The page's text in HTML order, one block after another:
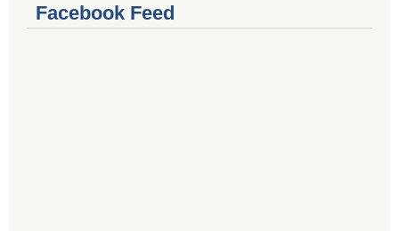
Facebook Feed